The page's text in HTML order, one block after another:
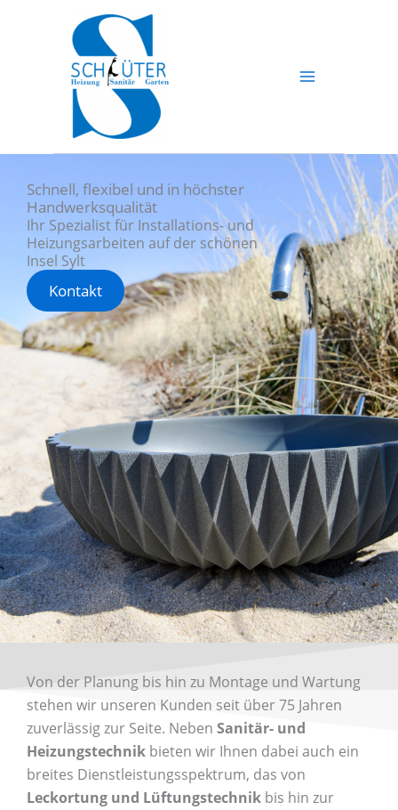
Schnell, flexibel und in höchster
Handwerksqualität
Ihr Spezialist für Installations- und
Heizungsarbeiten auf der schönen
Insel Sylt
Kontakt
Von der Planung bis hin zu Montage und Wartung
stehen wir unseren Kunden seit über 75 Jahren
zuverlässig zur Seite. Neben Sanitär- und
Heizungstechnik bieten wir Ihnen dabei auch ein
breites Dienstleistungsspektrum, das von
Leckortung und Lüftungstechnik bis hin zur